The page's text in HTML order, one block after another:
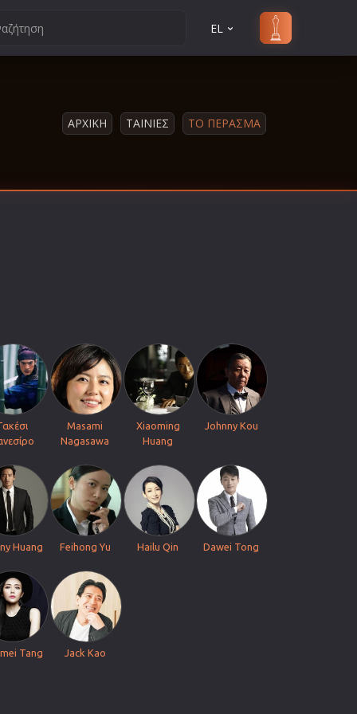
EL
ΑΡΧΙΚΗ ΤΑΙΝΙΕΣ ΤΟ ΠΕΡΑΣΜΑ
Masami
Nagasawa
Xiaoming
Huang
Johnny Kou
Huang Feihong Yu Hailu Qin Dawei Tong
Tang Jack Kao